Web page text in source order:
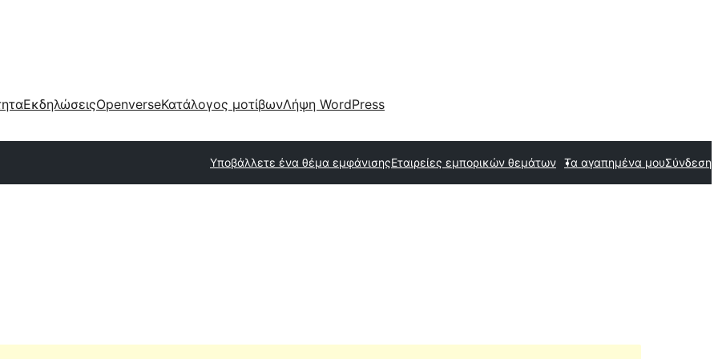
ΕκδηλώσειςOpenverseΚατάλογος μοτίβωνΛήψη WordPress
Υποβάλλετε ένα θέμα εμφάνισηςΕταιρείες εμπορικών θεμάτων Τα αγαπημένα μουΣύνδεση